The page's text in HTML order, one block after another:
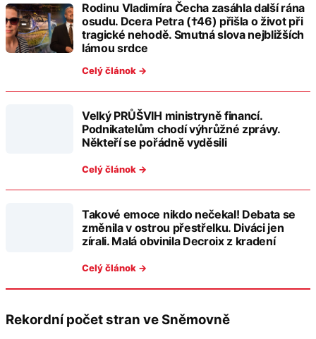
Rodinu Vladimíra Čecha zasáhla další rána
osudu. Dcera Petra (†46) přišla o život při
tragické nehodě. Smutná slova nejbližších
lámou srdce
Celý článok →
Velký PRŮŠVIH ministryně financí.
Podnikatelům chodí výhrůžné zprávy.
Někteří se pořádně vyděsili
Celý článok →
Takové emoce nikdo nečekal! Debata se
změnila v ostrou přestřelku. Diváci jen
zírali. Malá obvinila Decroix z kradení
Celý článok →
Rekordní počet stran ve Sněmovně